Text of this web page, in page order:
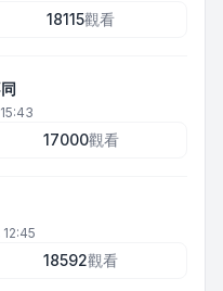
18115觀看
17000觀看
18592觀看